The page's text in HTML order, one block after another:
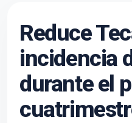
Reduce
incidencia
durante el
Asistente conectado